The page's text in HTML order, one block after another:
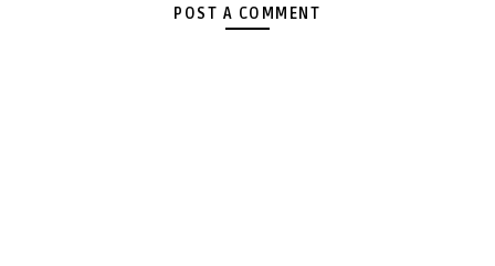
POST A COMMENT